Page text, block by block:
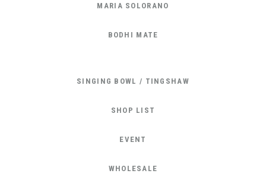
MARIA SOLORANO
BODHI MATE
SINGING BOWL / TINGSHAW
SHOP LIST
EVENT
WHOLESALE